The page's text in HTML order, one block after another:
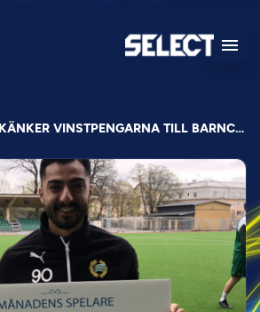
HAMAD SKÄNKER VINSTPENGARNA TILL BARNCANCERFONDEN